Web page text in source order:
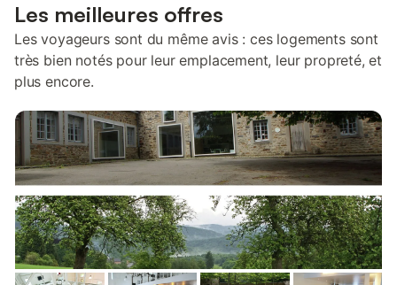
Les meilleures offres
Les voyageurs sont du même avis : ces logements sont
très bien notés pour leur emplacement, leur propreté, et
plus encore.